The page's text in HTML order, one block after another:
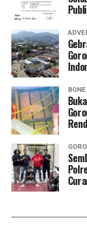
Toko Mufida,
seputaran Kota
Kepala Satpol
menegaskan,
Gorontalo guna
terhadap
“Sesuai perintah
penegakan
acak. Setiap
kedapatan
tanpa
kami amankan
Gorontalo,”